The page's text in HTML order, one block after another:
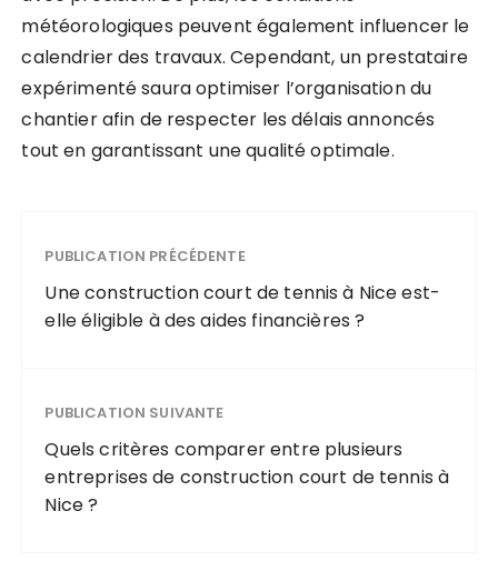
météorologiques peuvent également influencer le
calendrier des travaux. Cependant, un prestataire
expérimenté saura optimiser l’organisation du
chantier afin de respecter les délais annoncés
tout en garantissant une qualité optimale.
PUBLICATION PRÉCÉDENTE
Une construction court de tennis à Nice est-
elle éligible à des aides financières ?
PUBLICATION SUIVANTE
Quels critères comparer entre plusieurs
entreprises de construction court de tennis à
Nice ?